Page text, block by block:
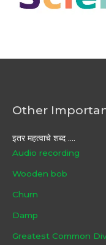
Other
इतर महत्वाचे शब्द ....
Audio recording
Wooden bob
Churn
Damp
Greatest Common